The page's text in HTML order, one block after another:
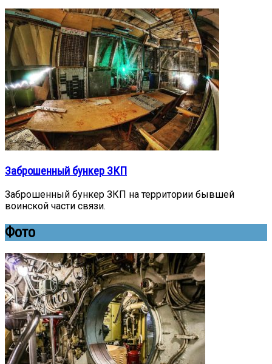
Заброшенный бункер ЗКП
Заброшенный бункер ЗКП на территории бывшей
воинской части связи.
Фото